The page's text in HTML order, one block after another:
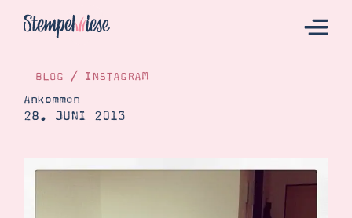
BLOG / INSTAGRAM
Ankommen
28. JUNI 2013